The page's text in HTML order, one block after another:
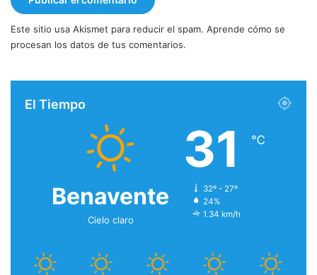
Este sitio usa Akismet para reducir el spam. Aprende cómo se
procesan los datos de tus comentarios.
El Tiempo
Benavente
Cielo claro
31 ℃
32º - 27º
24%
1.34 km/h